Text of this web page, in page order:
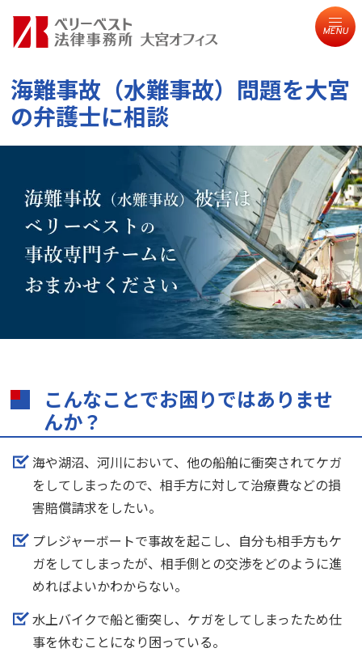
MENU
海難事故（水難事故）問題を大宮
の弁護士に相談
こんなことでお困りではありませ
んか？
海や湖沼、河川において、他の船舶に衝突されてケガ
をしてしまったので、相手方に対して治療費などの損
害賠償請求をしたい。
プレジャーボートで事故を起こし、自分も相手方もケ
ガをしてしまったが、相手側との交渉をどのように進
めればよいかわからない。
水上バイクで船と衝突し、ケガをしてしまったため仕
事を休むことになり困っている。